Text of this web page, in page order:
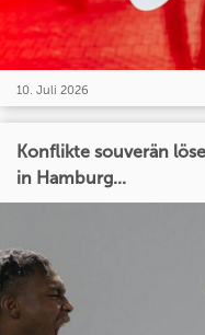
10. Juli 2026
Konflikte souverän
in Hamburg...